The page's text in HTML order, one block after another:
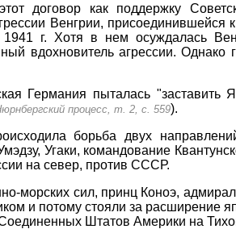
договор как поддержку
Венгрии,
г. Хотя в нем осуждалась
вдохновитель агрессии. Однако
Германия пыталась "заставить
процесс, т. 2, с. 559).
борьба двух
Угаки, командование
на север, против СССР.
морских сил, принц Коноэ,
и потому стояли за расширение
Штатов Америки на